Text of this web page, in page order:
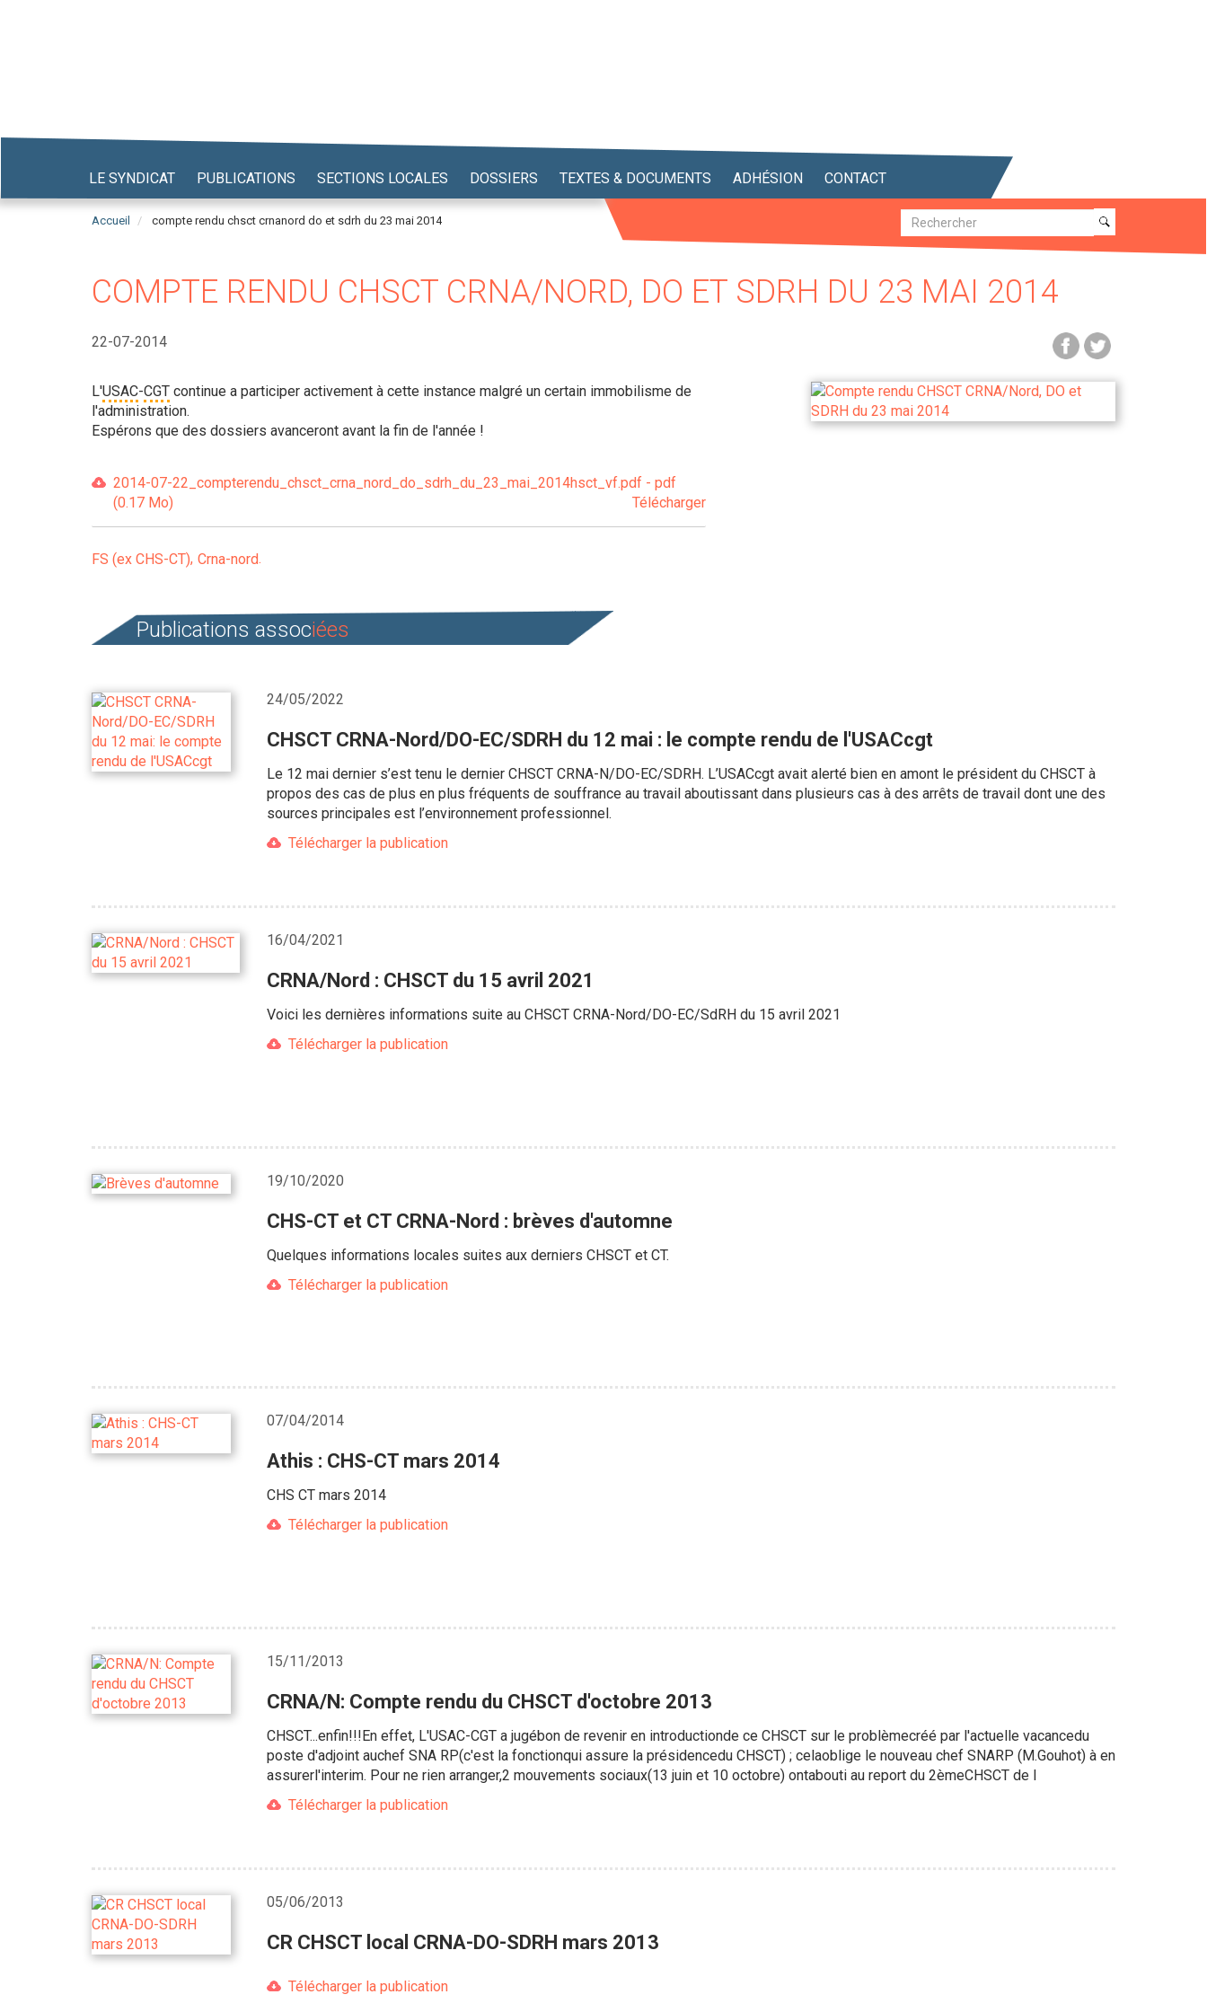
LE SYNDICAT PUBLICATIONS SECTIONS LOCALES DOSSIERS TEXTES & DOCUMENTS ADHÉSION CONTACT
Accueil compte rendu chsct crnanord do et sdrh du 23 mai 2014 Recherche
Recherche
COMPTE RENDU CHSCT CRNA/NORD, DO ET SDRH DU 23 MAI 2014
22-07-2014
L'USAC-CGT continue a participer activement à cette instance malgré un certain immobilisme de
l'administration.
Espérons que des dossiers avanceront avant la fin de l'année !
2014-07-22_compterendu_chsct_crna_nord_do_sdrh_du_23_mai_2014hsct_vf.pdf - pdf
(0.17 Mo)
Télécharger
FS (ex CHS-CT) Crna-nord
Publications associées
24/05/2022
CHSCT CRNA-Nord/DO-EC/SDRH du 12 mai : le compte rendu de l'USACcgt
Le 12 mai dernier s’est tenu le dernier CHSCT CRNA-N/DO-EC/SDRH. L’USACcgt avait alerté bien en amont le président du CHSCT à
propos des cas de plus en plus fréquents de souffrance au travail aboutissant dans plusieurs cas à des arrêts de travail dont une des
sources principales est l’environnement professionnel.
Télécharger la publication
16/04/2021
CRNA/Nord : CHSCT du 15 avril 2021
Voici les dernières informations suite au CHSCT CRNA-Nord/DO-EC/SdRH du 15 avril 2021
Télécharger la publication
19/10/2020
CHS-CT et CT CRNA-Nord : brèves d'automne
Quelques informations locales suites aux derniers CHSCT et CT.
Télécharger la publication
07/04/2014
Athis : CHS-CT mars 2014
CHS CT mars 2014
Télécharger la publication
15/11/2013
CRNA/N: Compte rendu du CHSCT d'octobre 2013
CHSCT...enfin!!!En effet, L'USAC-CGT a jugébon de revenir en introductionde ce CHSCT sur le problèmecréé par l'actuelle vacancedu
poste d'adjoint auchef SNA RP(c'est la fonctionqui assure la présidencedu CHSCT) ; celaoblige le nouveau chef SNARP (M.Gouhot) à en
assurerl'interim. Pour ne rien arranger,2 mouvements sociaux(13 juin et 10 octobre) ontabouti au report du 2èmeCHSCT de l
Télécharger la publication
05/06/2013
CR CHSCT local CRNA-DO-SDRH mars 2013
Télécharger la publication